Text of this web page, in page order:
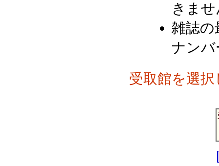
きま
雑誌の
ナン
受取館を選